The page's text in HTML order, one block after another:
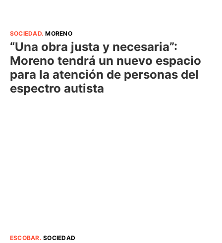
SOCIEDAD.MORENO
“Una obra justa y necesaria”:
Moreno tendrá un nuevo espacio
para la atención de personas del
espectro autista
ESCOBAR.SOCIEDAD